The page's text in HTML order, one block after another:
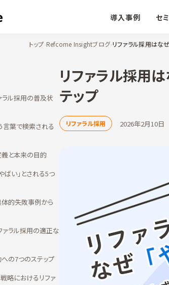
導入事例 セ
トップ›Refcome Insightブログ›リファラル採用はな
ラル採用の普及状
言葉で検索される
義と本来の目的
ばい」とされる5つ
体的失敗事例から
ァラル採用の適正な
の7つのステップ
略におけるリファ
リファラル採用
テップ
リファラル採用 2026年2月10日